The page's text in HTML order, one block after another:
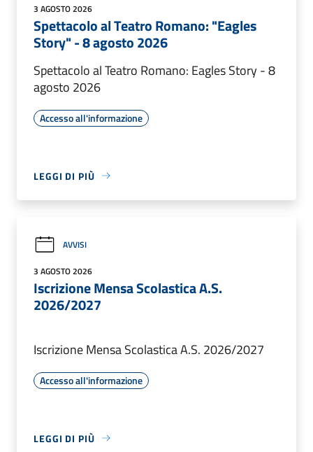
3 AGOSTO 2026
Spettacolo al Teatro Romano: "Eagles
Story" - 8 agosto 2026
Spettacolo al Teatro Romano: Eagles Story - 8
agosto 2026
Accesso all'informazione
LEGGI DI PIÙ
AVVISI
3 AGOSTO 2026
Iscrizione Mensa Scolastica A.S.
2026/2027
Iscrizione Mensa Scolastica A.S. 2026/2027
Accesso all'informazione
LEGGI DI PIÙ